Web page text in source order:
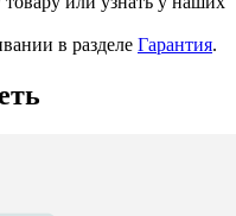
в разделе Гарантия.